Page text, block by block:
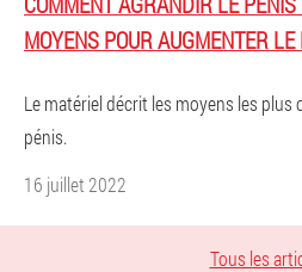
MOYENS POUR AUGMENTER
Le matériel décrit les moyens les
pénis.
16 juillet 2022
Tous les